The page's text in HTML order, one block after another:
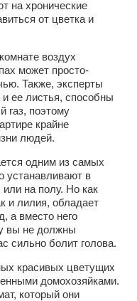
Анплеев А.Б.
КП Сумская
больница №4
дистрибьюторов
на хронические
от цветка и
воздух
может просто-
Также, эксперты
ее листья, способны
газ, поэтому
крайне
людей.
одним из самых
устанавливают в
на полу. Но как
и лилия, обладает
а вместо него
вы не должны
сильно болит голова.
красивых цветущих
домохозяйками.
который они